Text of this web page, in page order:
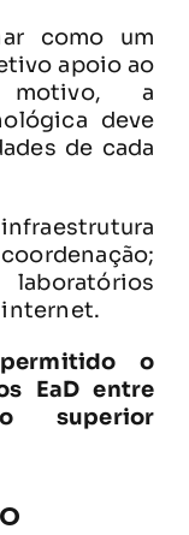
como um
apoio ao
a
deve
de cada
internet.
o
EaD entre
superior